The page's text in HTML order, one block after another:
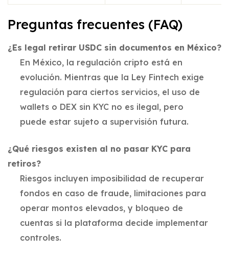
Preguntas frecuentes (FAQ)
¿Es legal retirar USDC sin documentos en México?
En México, la regulación cripto está en
evolución. Mientras que la Ley Fintech exige
regulación para ciertos servicios, el uso de
wallets o DEX sin KYC no es ilegal, pero
puede estar sujeto a supervisión futura.
¿Qué riesgos existen al no pasar KYC para
retiros?
Riesgos incluyen imposibilidad de recuperar
fondos en caso de fraude, limitaciones para
operar montos elevados, y bloqueo de
cuentas si la plataforma decide implementar
controles.